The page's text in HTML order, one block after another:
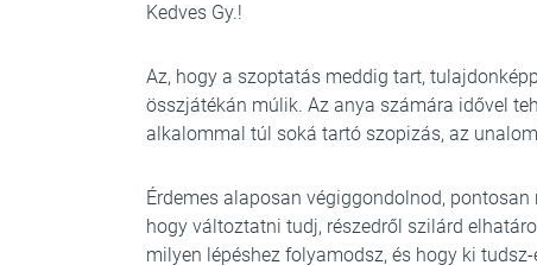
Kedves Gy.!
Az, hogy a szoptatás meddig tart,
összjátékán múlik. Az anya számára idővel
alkalommal túl soká tartó szopizás, az
Érdemes alaposan végiggondolnod,
hogy változtatni tudj, részedről szilárd
milyen lépéshez folyamodsz, és hogy ki